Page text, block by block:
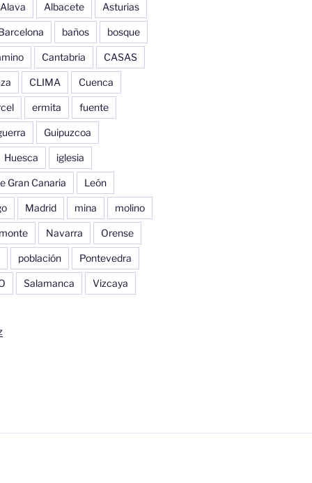
Alava Albacete Asturias
baños bosque
Cantabria CASAS
CLIMA Cuenca
ermita fuente
Guipuzcoa
Huesca iglesia
Gran Canaria León
Madrid mina molino
monte Navarra Orense
población Pontevedra
Salamanca Vizcaya